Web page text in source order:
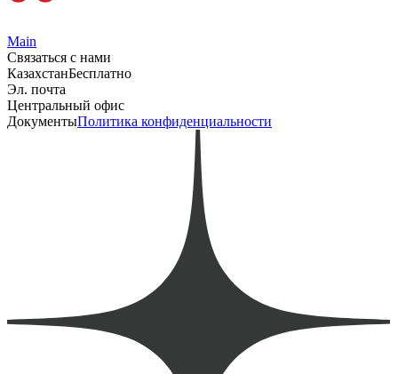
Main
Связаться с нами
КазахстанБесплатно
Эл. почта
Центральный офис
ДокументыПолитика конфиденциальности